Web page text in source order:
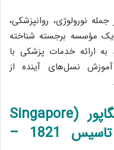
نورولوژی، روانپزشکی،
یک مؤسسه برجسته شناخته
ارائه خدمات پزشکی با
آموزش نسل‌های آینده از
9. بیمارستان عمومی سنگاپور (Singapore
General Hospital) / تاسیس 1821 –